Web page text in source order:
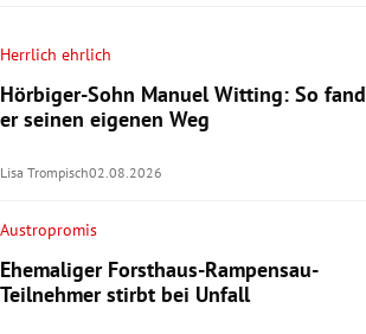
Herrlich ehrlich
Hörbiger-Sohn Manuel Witting: So fand
er seinen eigenen Weg
Lisa Trompisch02.08.2026
Austropromis
Ehemaliger Forsthaus-Rampensau-
Teilnehmer stirbt bei Unfall